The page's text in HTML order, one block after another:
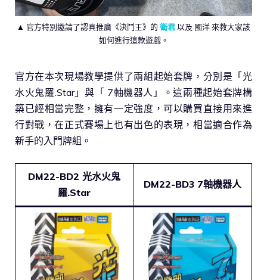
▲ 官方特別邀請了認真推廣《決鬥王》的 衛君以及 國洋 來教大家該
如何進行這款遊戲。
官方在本次現場教學提供了兩組起始套牌，分別是「光
水火鬼羅.Star」與「 7軸機器人」。這兩種起始套牌構
築已經相當完整，擁有一定強度，可以購買直接用來進
行對戰，在正式賽場上也有出色的表現，相當適合作為
新手的入門牌組。
DM22-BD2 光水火鬼
羅.Star
DM22-BD3 7軸機器人